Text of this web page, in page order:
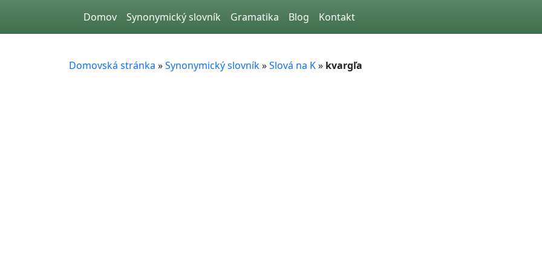
Domov Synonymický slovník Gramatika Blog Kontakt
Domovská stránka »Synonymický slovník»Slová na K» kvargľa